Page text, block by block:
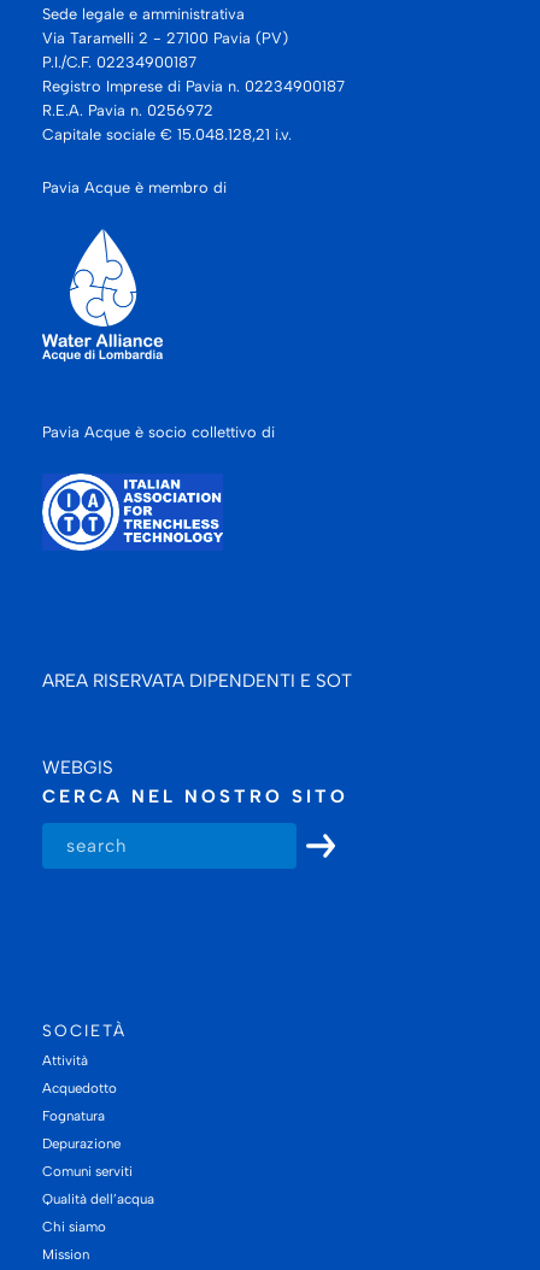
Sede legale e amministrativa
Via Taramelli 2 - 27100 Pavia (PV)
P.I./C.F. 02234900187
Registro Imprese di Pavia n. 02234900187
R.E.A. Pavia n. 0256972
Capitale sociale € 15.048.128,21 i.v.
Pavia Acque è membro di
Pavia Acque è socio collettivo di
AREA RISERVATA DIPENDENTI E SOT
WEBGIS
CERCA NEL NOSTRO SITO
SOCIETÀ
Attività
Acquedotto
Fognatura
Depurazione
Comuni serviti
Qualità dell’acqua
Chi siamo
Mission